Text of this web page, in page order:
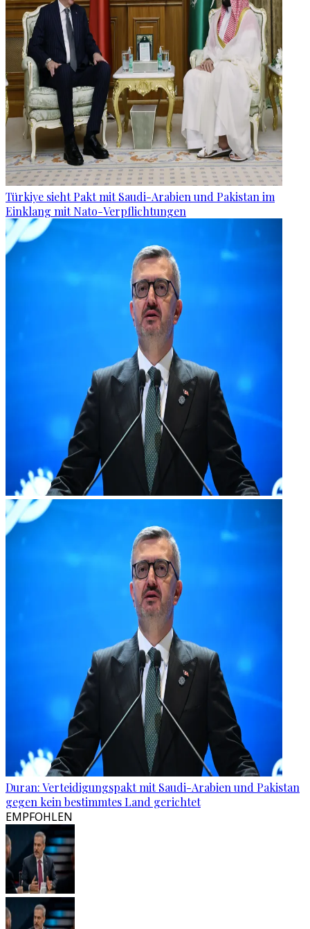
Türkiye sieht Pakt mit Saudi-Arabien und Pakistan im
Einklang mit Nato-Verpflichtungen
Duran: Verteidigungspakt mit Saudi-Arabien und Pakistan
gegen kein bestimmtes Land gerichtet
EMPFOHLEN